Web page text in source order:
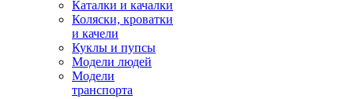
Каталки и качалки
Коляски, кроватки
и качели
Куклы и пупсы
Модели людей
Модели
транспорта